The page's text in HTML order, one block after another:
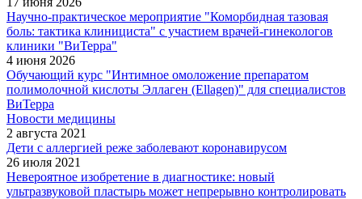
Научно-практическое мероприятие "Коморбидная тазовая
боль: тактика клинициста" с участием врачей-гинекологов
клиники "ВиТерра"
4 июня 2026
Обучающий курс "Интимное омоложение препаратом
полимолочной кислоты Эллаген (Ellagen)" для специалистов
ВиТерра
Новости медицины
2 августа 2021
Дети с аллергией реже заболевают коронавирусом
26 июля 2021
Невероятное изобретение в диагностике: новый
ультразвуковой пластырь может непрерывно контролировать